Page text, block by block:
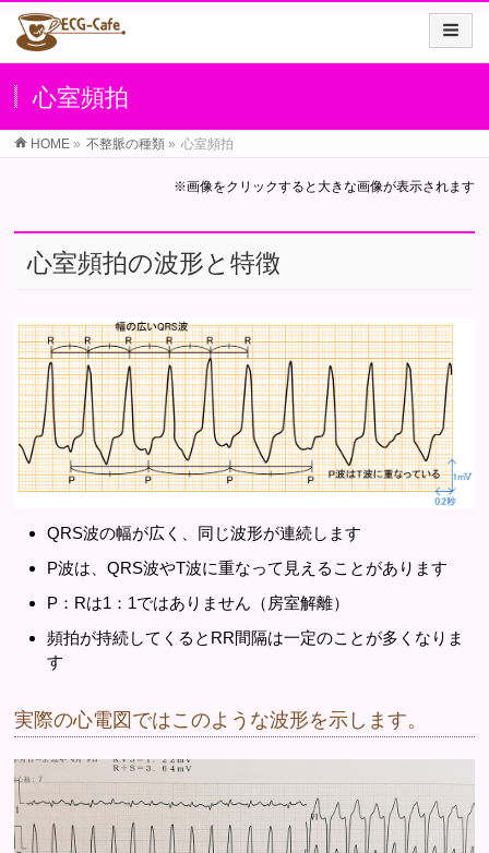
心室頻拍
HOME » 不整脈の種類 » 心室頻拍
※画像をクリックすると大きな画像が表示されます
心室頻拍の波形と特徴
QRS波の幅が広く、同じ波形が連続します
P波は、QRS波やT波に重なって見えることがあります
P：Rは1：1ではありません（房室解離）
頻拍が持続してくるとRR間隔は一定のことが多くなりま
す
実際の心電図ではこのような波形を示します。